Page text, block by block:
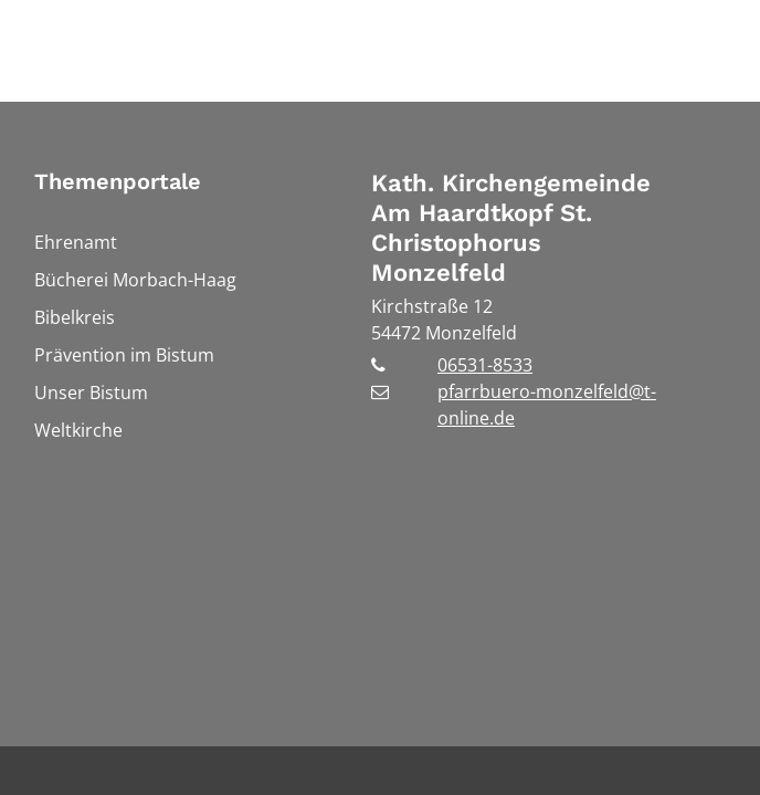
Themenportale
Ehrenamt
Bücherei Morbach-Haag
Bibelkreis
Prävention im Bistum
Unser Bistum
Weltkirche
Kath. Kirchengemeinde
Am Haardtkopf St.
Christophorus
Monzelfeld
Kirchstraße 12
54472 Monzelfeld
06531-8533
pfarrbuero-monzelfeld@t-
online.de